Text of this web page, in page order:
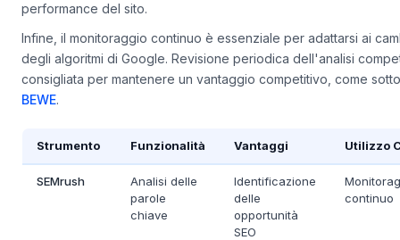
valutazione di queste metriche può portare a significativi
performance del sito.
Infine, il monitoraggio continuo è essenziale per adattarsi ai
degli algoritmi di Google. Revisione periodica dell'analisi
consigliata per mantenere un vantaggio competitivo, come
Strumento Funzionalità Vantaggi Utilizzo
Analisi delle
parole
Identificazione
delle
opportunità